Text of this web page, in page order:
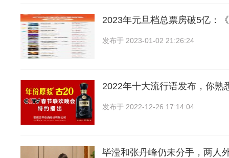
2023年元旦档总票房破5亿：
发布于 2023-01-02 21:26:24
2022年十大流行语发布，你熟
发布于 2022-12-26 17:14:04
毕滢和张丹峰仍未分手，两人